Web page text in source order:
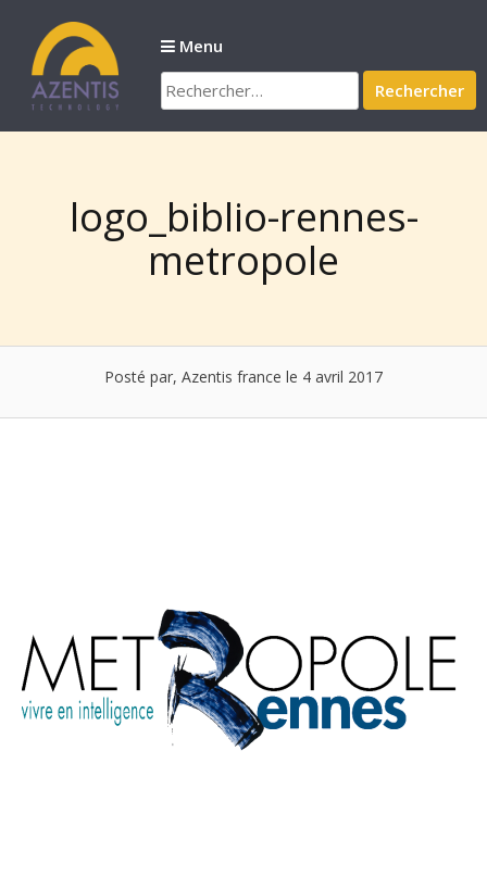
contenu
Menu
Rechercher :
logo_biblio-rennes-
metropole
Posté par, Azentis france le 4 avril 2017